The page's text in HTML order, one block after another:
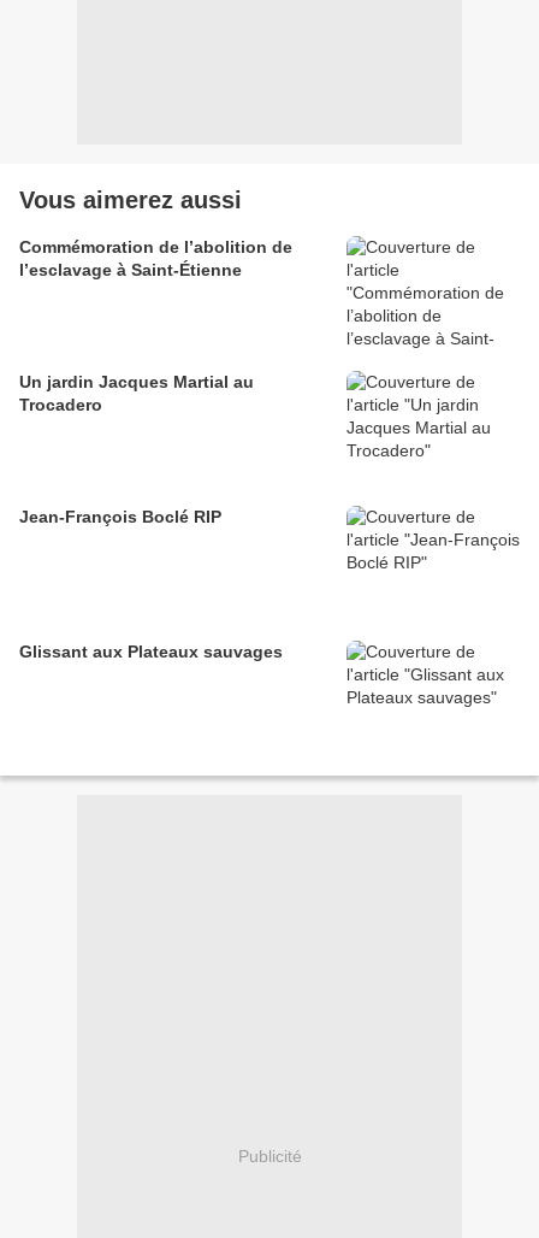
Vous aimerez aussi
Commémoration de l’abolition de
l’esclavage à Saint-Étienne
Un jardin Jacques Martial au
Trocadero
Jean-François Boclé RIP
Glissant aux Plateaux sauvages
Publicité